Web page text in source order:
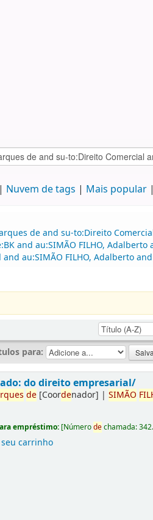
Nuvem de tags Mais popular
de and su-to:Direito
and au:SIMÃO FILHO, Adalberto
au:SIMÃO FILHO, Adalberto
para:
do direito empresarial/
de [Coordenador] |SIMÃO
empréstimo: [Númerodechamada:
carrinho